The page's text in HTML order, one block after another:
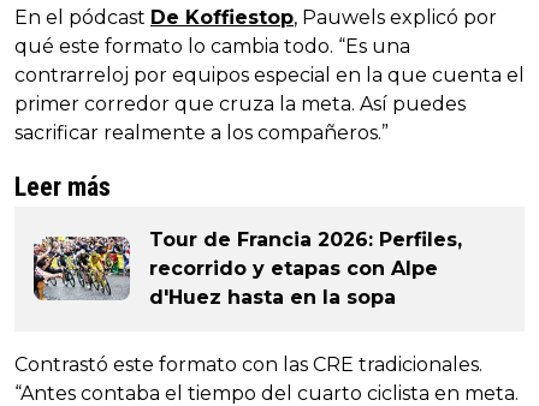
En el pódcast De Koffiestop, Pauwels explicó por
qué este formato lo cambia todo. “Es una
contrarreloj por equipos especial en la que cuenta el
primer corredor que cruza la meta. Así puedes
sacrificar realmente a los compañeros.”
Leer más
Tour de Francia 2026: Perfiles,
recorrido y etapas con Alpe
d'Huez hasta en la sopa
Contrastó este formato con las CRE tradicionales.
“Antes contaba el tiempo del cuarto ciclista en meta.